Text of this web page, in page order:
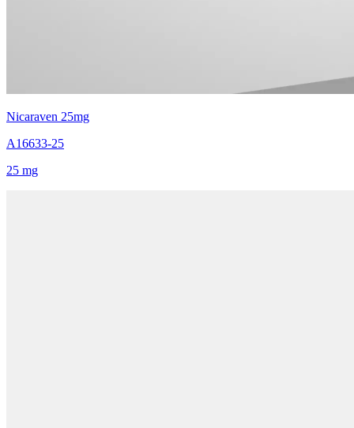
Nicaraven 25mg
A16633-25
25 mg